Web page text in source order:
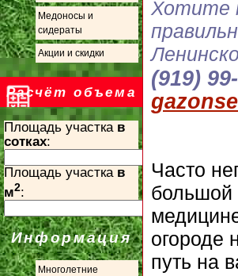
Медоносы и
сидераты
Акции и скидки
Расчёт объема
Площадь участка в
сотках:
Площадь участка в
м2:
Информация
Многолетние
Хотите
(919)
Часто
большой
огороде
путь на